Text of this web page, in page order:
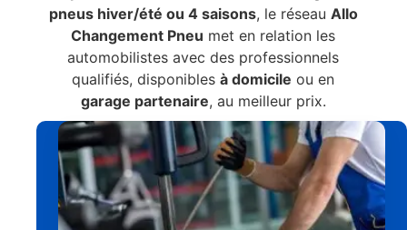
pneus hiver/été ou 4 saisons, le réseau Allo
Changement Pneu met en relation les
automobilistes avec des professionnels
qualifiés, disponiblesà domicile ou en
garage partenaire, au meilleur prix.